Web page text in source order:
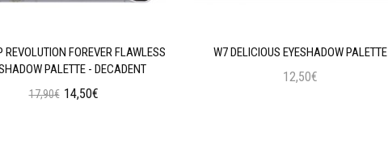
REVOLUTION FOREVER FLAWLESS
PALETTE - DECADENT
17,90€ 14,50€
W7 DELICIOUS EYESHADOW PALETTE
12,50€